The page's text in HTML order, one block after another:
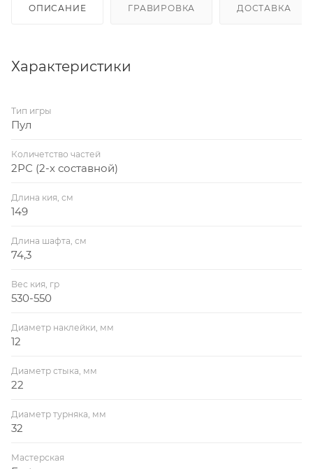
ОПИСАНИЕ ГРАВИРОВКА ДОСТАВКА
Характеристики
Тип игры
Пул
Количетство частей
2РС (2-х составной)
Длина кия, см
149
Длина шафта, см
74,3
Вес кия, гр
530-550
Диаметр наклейки, мм
12
Диаметр стыка, мм
22
Диаметр турняка, мм
32
Мастерская